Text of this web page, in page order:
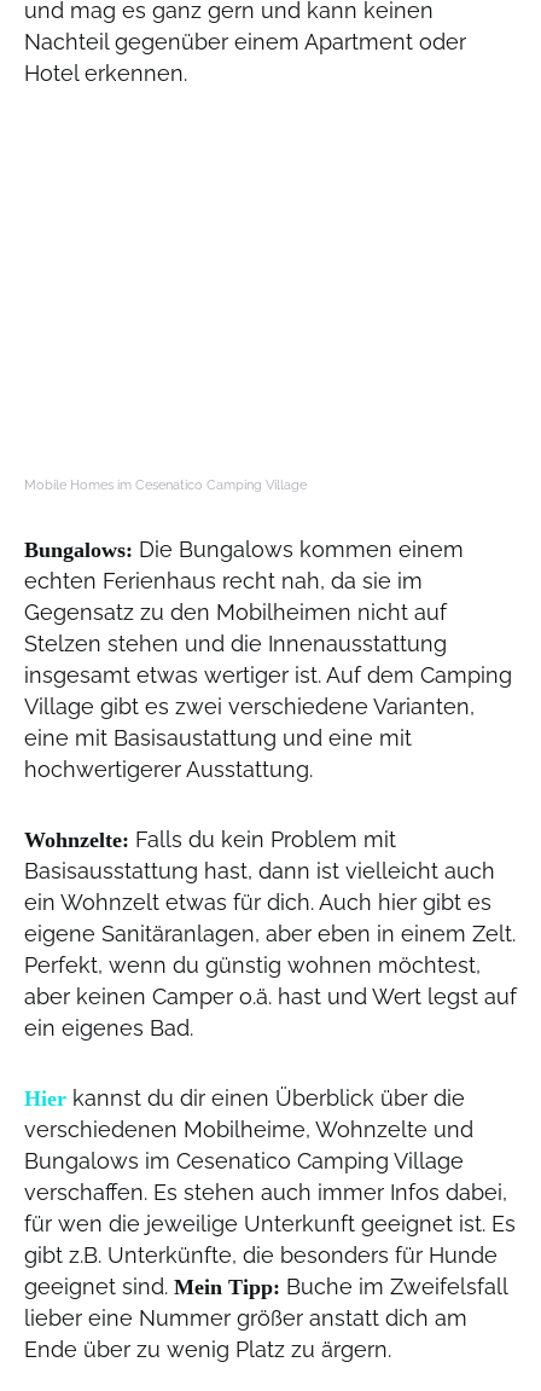
und mag es ganz gern und kann keinen
Nachteil gegenüber einem Apartment oder
Hotel erkennen.
Mobile Homes im Cesenatico Camping Village
Bungalows: Die Bungalows kommen einem
echten Ferienhaus recht nah, da sie im
Gegensatz zu den Mobilheimen nicht auf
Stelzen stehen und die Innenausstattung
insgesamt etwas wertiger ist. Auf dem Camping
Village gibt es zwei verschiedene Varianten,
eine mit Basisaustattung und eine mit
hochwertigerer Ausstattung.
Wohnzelte: Falls du kein Problem mit
Basisausstattung hast, dann ist vielleicht auch
ein Wohnzelt etwas für dich. Auch hier gibt es
eigene Sanitäranlagen, aber eben in einem Zelt.
Perfekt, wenn du günstig wohnen möchtest,
aber keinen Camper o.ä. hast und Wert legst auf
ein eigenes Bad.
Hier kannst du dir einen Überblick über die
verschiedenen Mobilheime, Wohnzelte und
Bungalows im Cesenatico Camping Village
verschaffen. Es stehen auch immer Infos dabei,
für wen die jeweilige Unterkunft geeignet ist. Es
gibt z.B. Unterkünfte, die besonders für Hunde
geeignet sind. Mein Tipp: Buche im Zweifelsfall
lieber eine Nummer größer anstatt dich am
Ende über zu wenig Platz zu ärgern.